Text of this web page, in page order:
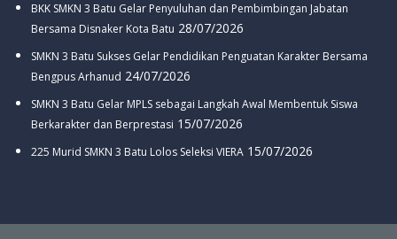
BKK SMKN 3 Batu Gelar Penyuluhan dan Pembimbingan Jabatan
Bersama Disnaker Kota Batu 28/07/2026
SMKN 3 Batu Sukses Gelar Pendidikan Penguatan Karakter Bersama
Bengpus Arhanud 24/07/2026
SMKN 3 Batu Gelar MPLS sebagai Langkah Awal Membentuk Siswa
Berkarakter dan Berprestasi 15/07/2026
225 Murid SMKN 3 Batu Lolos Seleksi VIERA 15/07/2026